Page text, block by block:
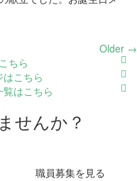
Older →
ちら
こちら
はこちら
せんか？
職員募集を見る